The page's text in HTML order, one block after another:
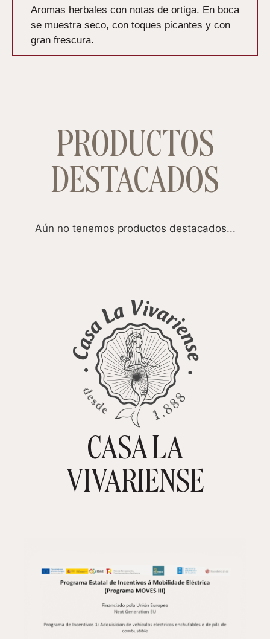
Aromas herbales con notas de ortiga. En boca
se muestra seco, con toques picantes y con
gran frescura.
PRODUCTOS
DESTACADOS
Aún no tenemos productos destacados...
TIENDA ONLINECASA LA
VIVARIENSE